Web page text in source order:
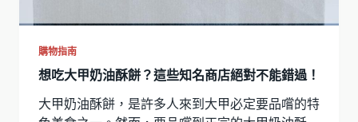
購物指南
想吃大甲奶油酥餅？這些知名商店絕對不能錯過！
大甲奶油酥餅，是許多人來到大甲必定要品嚐的特